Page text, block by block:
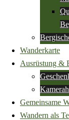
Wanderkarte
Ausrüstung &
Gemeinsame
Wandern als